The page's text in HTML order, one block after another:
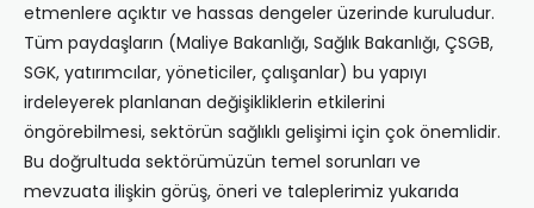
etmenlere açıktır ve hassas dengeler üzerinde kuruludur.
Tüm paydaşların (Maliye Bakanlığı, Sağlık Bakanlığı, ÇSGB,
SGK, yatırımcılar, yöneticiler, çalışanlar) bu yapıyı
irdeleyerek planlanan değişikliklerin etkilerini
öngörebilmesi, sektörün sağlıklı gelişimi için çok önemlidir.
Bu doğrultuda sektörümüzün temel sorunları ve
mevzuata ilişkin görüş, öneri ve taleplerimiz yukarıda